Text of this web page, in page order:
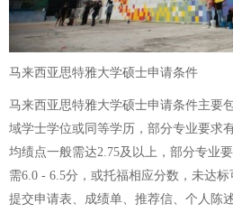
马来西亚思特雅大学硕士申请条件
马来西亚思特雅大学硕士申请条件主要
域学士学位或同等学历，部分专业要求
均绩点一般需达2.75及以上，部分专业
需6.0 - 6.5分，或托福相应分数，未达
提交申请表、成绩单、推荐信、个人陈